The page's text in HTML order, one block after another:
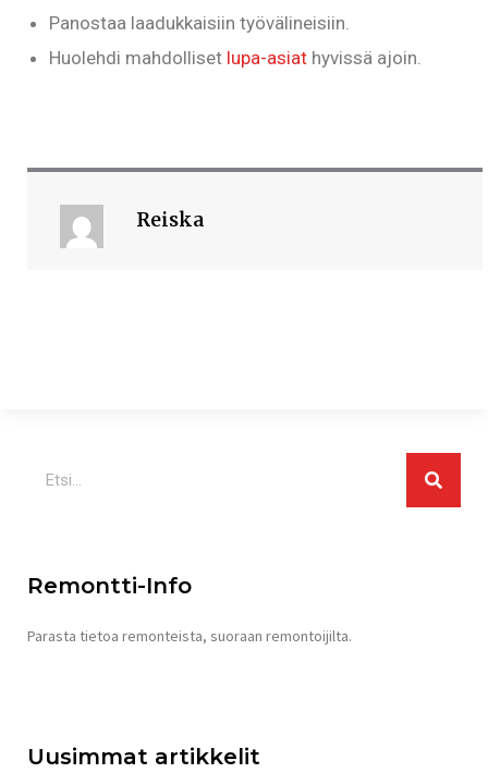
Panostaa laadukkaisiin työvälineisiin.
Huolehdi mahdolliset lupa-asiat hyvissä ajoin.
Reiska
Remontti-Info
Parasta tietoa remonteista, suoraan remontoijilta.
Uusimmat artikkelit